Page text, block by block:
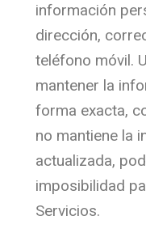
información
dirección,
teléfono móvil.
mantener la
forma exacta,
no mantiene la
actualizada,
imposibilidad
Servicios.